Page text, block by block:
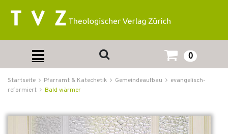
0
Startseite Pfarramt & Katechetik Gemeindeaufbau
evangelisch-
reformiert
Bald wärmer